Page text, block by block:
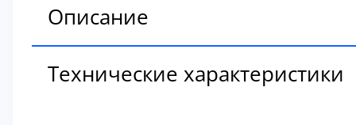
Описание
Технические характеристики